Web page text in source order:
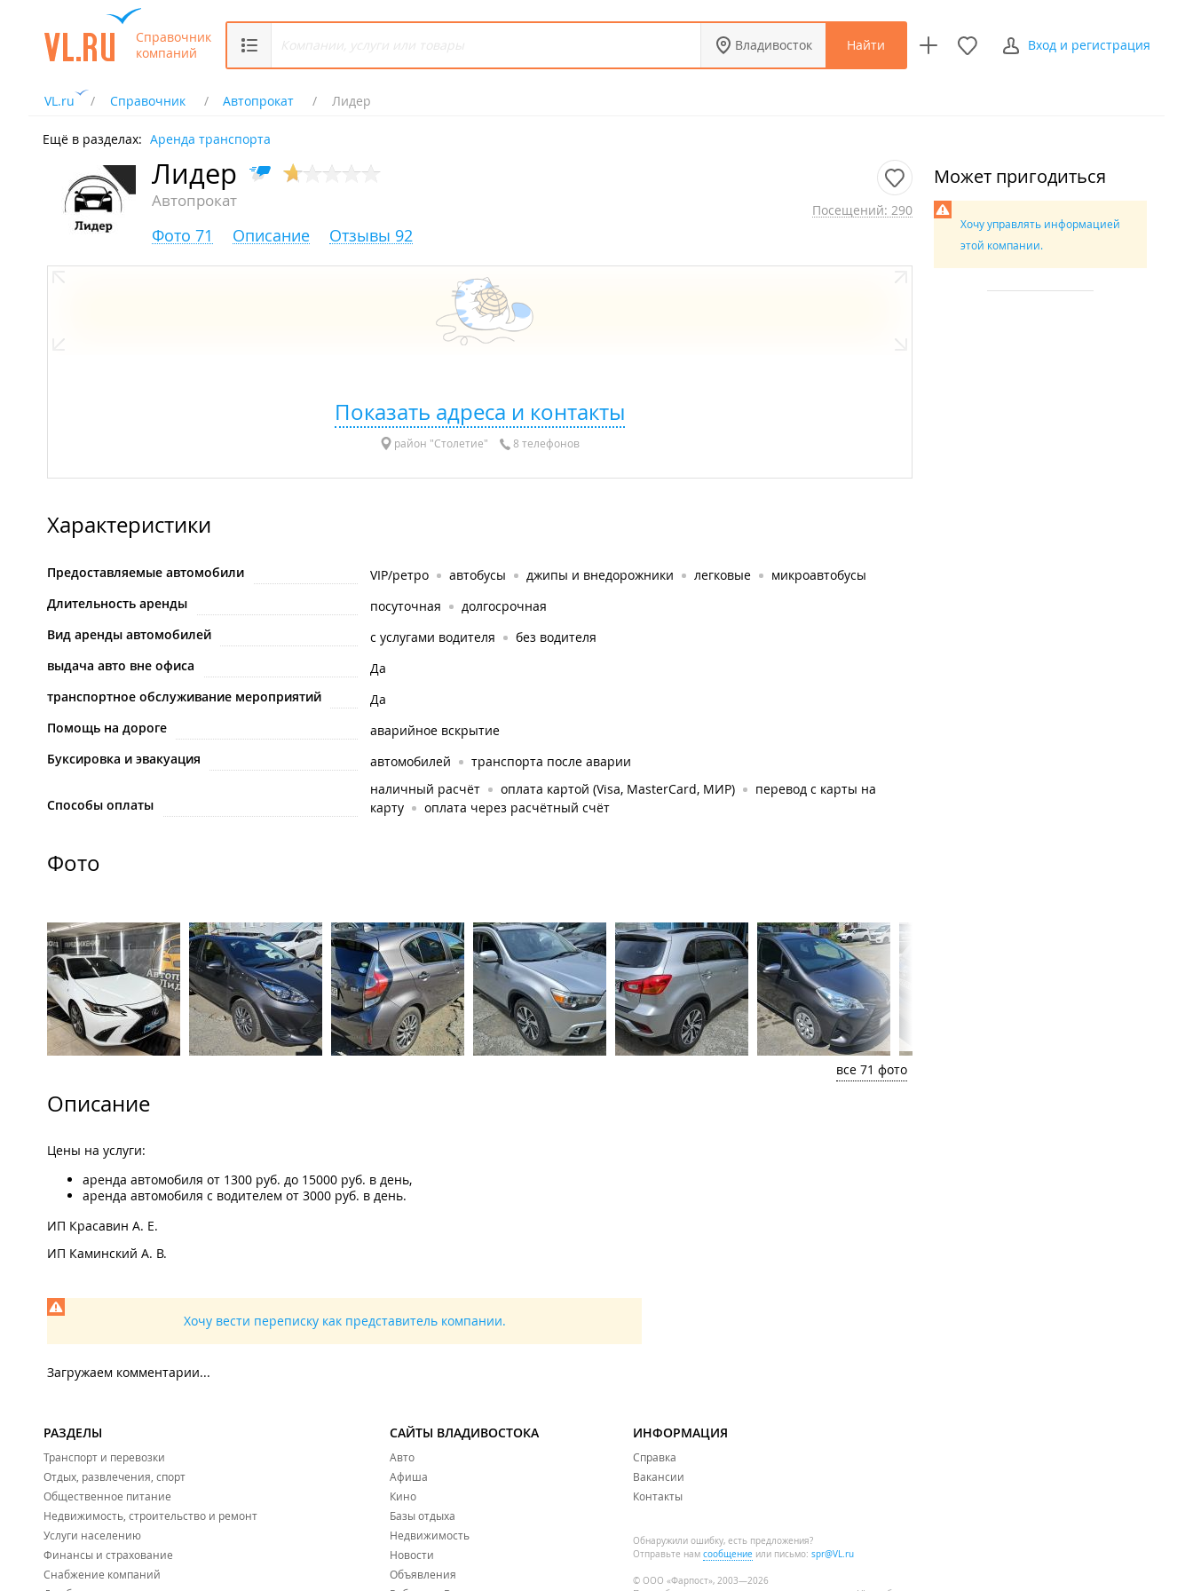
Справочник
компаний
Владивосток Найти Вход и регистрация
VL.ru Справочник Автопрокат Лидер
Ещё в разделах: Аренда транспорта
Лидер
Автопрокат Посещений: 290
Фото 71 Описание Отзывы 92
Показать адреса и контакты
район "Столетие" 8 телефонов
Характеристики
Предоставляемые автомобили VIP/ретро автобусы джипы и внедорожники легковые
микроавтобусы
Длительность аренды
посуточная
долгосрочная
Вид аренды автомобилей
с услугами водителя
без водителя
выдача авто вне офиса
Да
транспортное обслуживание мероприятий
Да
Помощь на дороге
аварийное вскрытие
Буксировка и эвакуация
автомобилей транспорта после аварии
Способы оплаты
наличный расчёт оплата картой (Visa, MasterCard, МИР)
перевод с карты на
карту
оплата через расчётный счёт
Фото
все 71 фото
Описание
Цены на услуги:
аренда автомобиля от 1300 руб. до 15000 руб. в день,
аренда автомобиля с водителем от 3000 руб. в день.
ИП Красавин А. Е.
ИП Каминский А. В.
Хочу вести переписку как представитель компании.
Загружаем комментарии...
Может пригодиться
Хочу управлять информацией
этой компании.
РАЗДЕЛЫ
Транспорт и перевозки
Отдых, развлечения, спорт
Общественное питание
Недвижимость, строительство и ремонт
Услуги населению
Финансы и страхование
Снабжение компаний
САЙТЫ ВЛАДИВОСТОКА
Авто
Афиша
Кино
Базы отдыха
Недвижимость
Новости
Объявления
ИНФОРМАЦИЯ
Справка
Вакансии
Контакты
Обнаружили ошибку, есть предложения?
Отправьте нам сообщение или письмо: spr@VL.ru
© ООО «Фарпост», 2003—2026